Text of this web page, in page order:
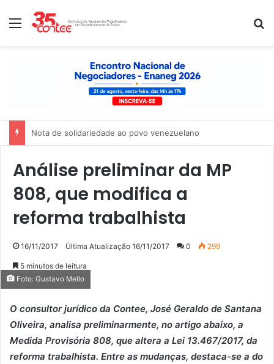
Menu
Nota de solidariedade ao povo venezuelano
Análise preliminar da MP
808, que modifica a
reforma trabalhista
16/11/2017 Última Atualização 16/11/2017 0 299
5 minutos de leitura
Foto: Gustavo Mello
O consultor jurídico da Contee, José Geraldo de Santana
Oliveira, analisa preliminarmente, no artigo abaixo, a
Medida Provisória 808, que altera a Lei 13.467/2017, da
reforma trabalhista. Entre as mudanças, destaca-se a do